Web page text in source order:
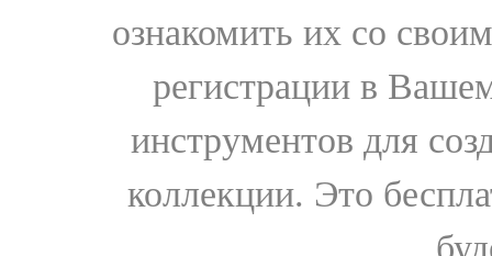
ознакомить их со
регистрации в
инструментов для
коллекции. Это